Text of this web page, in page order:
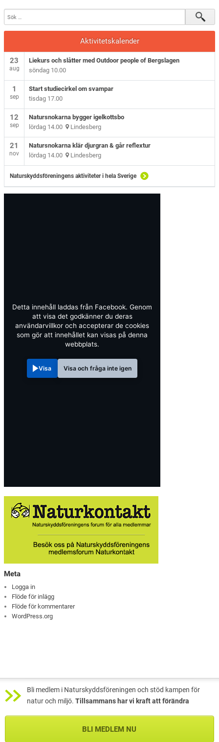
Aktivitetskalender
23
aug
Liekurs och slåtter med Outdoor people of Bergslagen
söndag 10.00
1
sep
Start studiecirkel om svampar
tisdag 17.00
12
sep
Natursnokarna bygger igelkottsbo
lördag 14.00 Lindesberg
21
nov
Natursnokarna klär djurgran & går reflextur
lördag 14.00 Lindesberg
Naturskyddsföreningens aktiviteter i hela Sverige
Detta innehåll laddas från Facebook. Genom
att visa det godkänner du deras
användarvillkor och accepterar de cookies
som gör att innehållet kan visas på denna
webbplats.
Visa Visa och fråga inte igen
Meta
Logga in
Flöde för inlägg
Flöde för kommentarer
WordPress.org
Bli medlem i Naturskyddsföreningen och stöd kampen för
natur och miljö. Tillsammans har vi kraft att förändra
BLI MEDLEM NU